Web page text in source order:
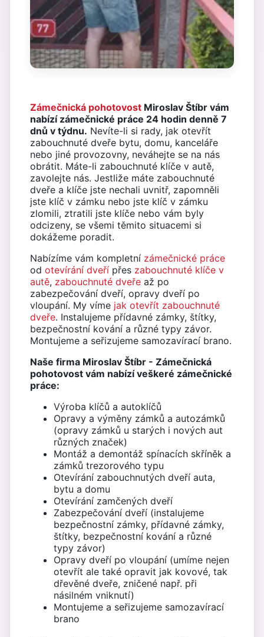
Zámečnická pohotovost Miroslav Štíbr vám
nabízí zámečnické práce 24 hodin denně 7
dnů v týdnu. Nevíte-li si rady, jak otevřít
zabouchnuté dveře bytu, domu, kanceláře
nebo jiné provozovny, neváhejte se na nás
obrátit. Máte-li zabouchnuté klíče v autě,
zavolejte nás. Jestliže máte zabouchnuté
dveře a klíče jste nechali uvnitř, zapomněli
jste klíč v zámku nebo jste klíč v zámku
zlomili, ztratili jste klíče nebo vám byly
odcizeny, se všemi těmito situacemi si
dokážeme poradit.
Nabízíme vám kompletní zámečnické práce
od otevírání dveří přes zabouchnuté klíče v
autě, zabouchnuté dveře až po
zabezpečování dveří, opravy dveří po
vloupání. My víme jak otevřít zabouchnuté
dveře. Instalujeme přídavné zámky, štítky,
bezpečnostní kování a různé typy závor.
Montujeme a seřizujeme samozavírací brano.
Naše firma Miroslav Štíbr - Zámečnická
pohotovost vám nabízí veškeré zámečnické
práce:
Výroba klíčů a autoklíčů
Opravy a výměny zámků a autozámků
(opravy zámků u starých i nových aut
různých značek)
Montáž a demontáž spínacích skříněk a
zámků trezorového typu
Otevírání zabouchnutých dveří auta,
bytu a domu
Otevírání zamčených dveří
Zabezpečování dveří (instalujeme
bezpečnostní zámky, přídavné zámky,
štítky, bezpečnostní kování a různé
typy závor)
Opravy dveří po vloupání (umíme nejen
otevřít ale také opravit jak kovové, tak
dřevěné dveře, zničené např. při
násilném vniknutí)
Montujeme a seřizujeme samozavírací
brano